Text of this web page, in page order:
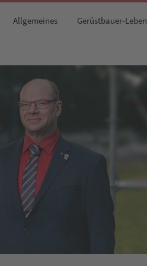
Allgemeines Gerüstbauer-Leben